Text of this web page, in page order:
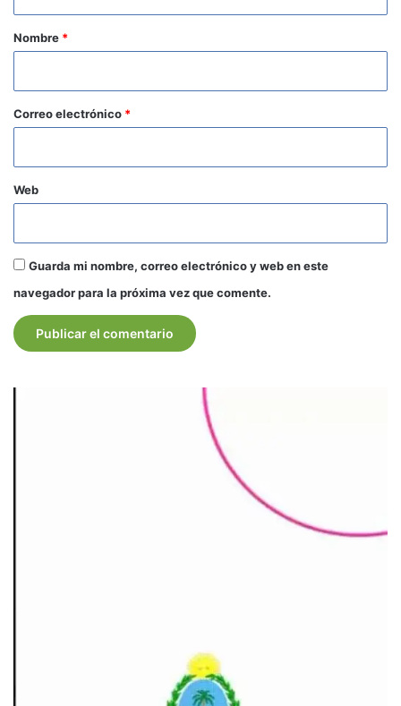
r
o
*
Nombre *
Correo electrónico *
Web
Guarda mi nombre, correo electrónico y web en este
navegador para la próxima vez que comente.